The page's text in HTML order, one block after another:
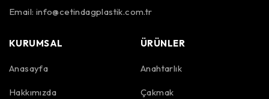
Email: info@cetindagplastik.com.tr
KURUMSAL
Anasayfa
Hakkımızda
ÜRÜNLER
Anahtarlık
Çakmak